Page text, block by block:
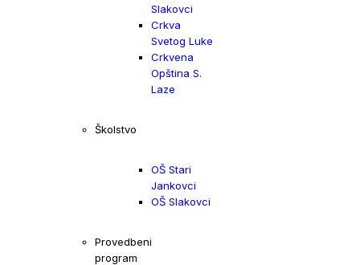
Slakovci
Crkva
Svetog Luke
Crkvena
Opština S.
Laze
Školstvo
OŠ Stari
Jankovci
OŠ Slakovci
Provedbeni
program